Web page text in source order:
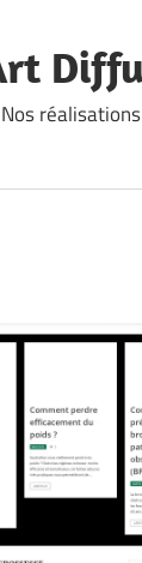
Nos réalisations